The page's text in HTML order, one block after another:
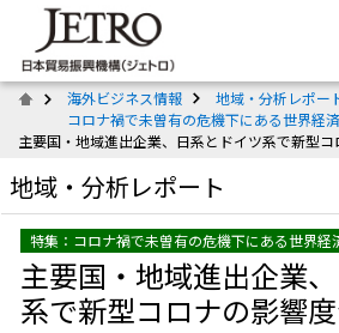
海外ビジネス情報 地域・分析レポー
コロナ禍で未曽有の危機下にある世界経
主要国・地域進出企業、日系とドイツ系で新型
地域・分析レポート
特集：コロナ禍で未曽有の危機下にある世界経
主要国・地域進出企業
系で新型コロナの影響